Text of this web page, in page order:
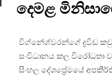
දෙමළ
විග්නේශ්වරන්ගේ ද්‍රවිඩ
සංවිධානය කල විරෝධතා
සිංහල දේශප්‍රේමයේ